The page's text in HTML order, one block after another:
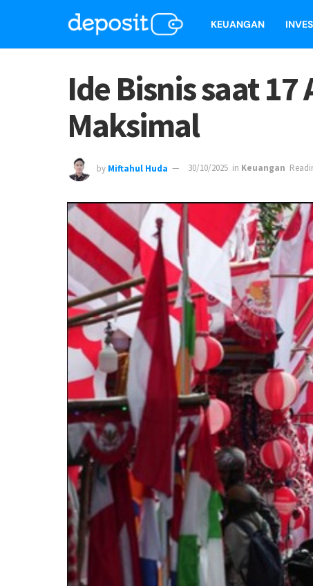
KEUANGAN
Ide Bisnis saat
Maksimal
by Miftahul Huda 30/10/2025 in Keuangan